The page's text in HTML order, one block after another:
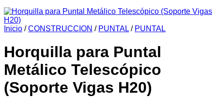
Inicio / CONSTRUCCION / PUNTAL / PUNTAL
Horquilla para Puntal
Metálico Telescópico
(Soporte Vigas H20)